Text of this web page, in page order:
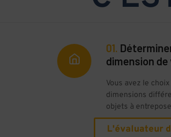
01.
dimension
Vous avez le
dimensions
objets à
L'évaluateur